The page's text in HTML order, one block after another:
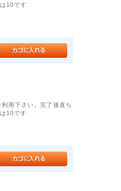
10です
用下さい。完了後直ち
10です